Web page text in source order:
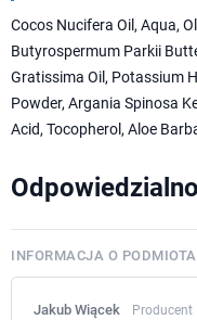
Cocos Nucifera Oil, Aqua,
Butyrospermum Parkii
Gratissima Oil, Potassium
Powder, Argania Spinosa
Acid, Tocopherol, Aloe
INFORMACJA O
Jakub Wiącek Producent